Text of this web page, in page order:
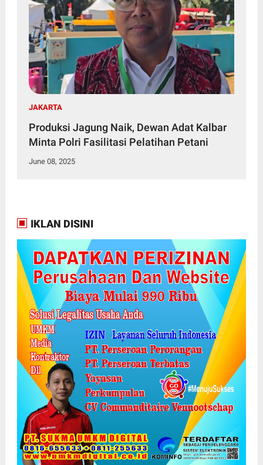
JAKARTA
Produksi Jagung Naik, Dewan Adat Kalbar
Minta Polri Fasilitasi Pelatihan Petani
June 08, 2025
IKLAN DISINI